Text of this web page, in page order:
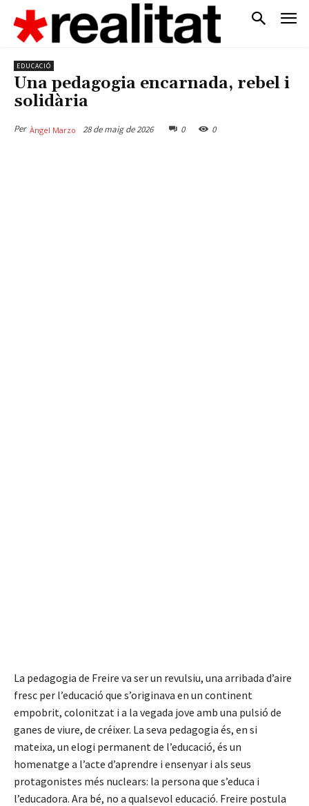
EDUCACIÓ
Una pedagogia encarnada, rebel i
solidària
Per Àngel Marzo 28 de maig de 2026 0 0
La pedagogia de Freire va ser un revulsiu, una arribada d’aire
fresc per l’educació que s’originava en un continent
empobrit, colonitzat i a la vegada jove amb una pulsió de
ganes de viure, de créixer. La seva pedagogia és, en si
mateixa, un elogi permanent de l’educació, és un
homenatge a l’acte d’aprendre i ensenyar i als seus
protagonistes més nuclears: la persona que s’educa i
l’educadora. Ara bé, no a qualsevol educació. Freire postula